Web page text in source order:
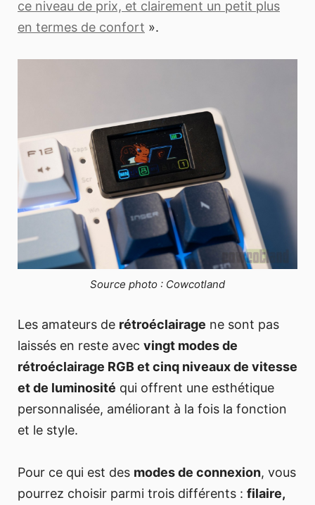
ce niveau de prix, et clairement un petit plus
en termes de confort ».
Source photo : Cowcotland
Les amateurs de rétroéclairage ne sont pas
laissés en reste avec vingt modes de
rétroéclairage RGB et cinq niveaux de vitesse
et de luminosité qui offrent une esthétique
personnalisée, améliorant à la fois la fonction
et le style.
Pour ce qui est des modes de connexion, vous
pourrez choisir parmi trois différents : filaire,